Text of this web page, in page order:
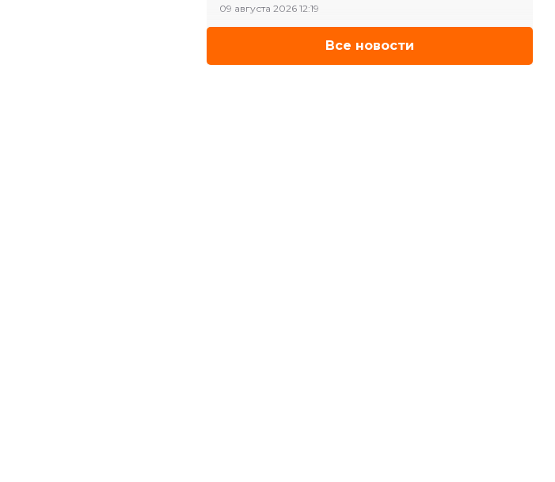
09 августа 2026 12:19
Все новости